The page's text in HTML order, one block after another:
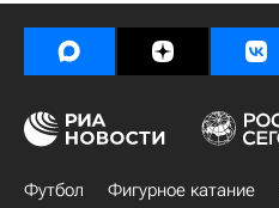
Футбол Фигурное катание